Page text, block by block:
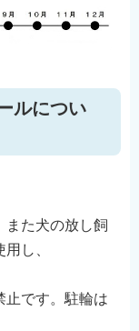
ルについ
また犬の放し飼
し、
止です。駐輪は